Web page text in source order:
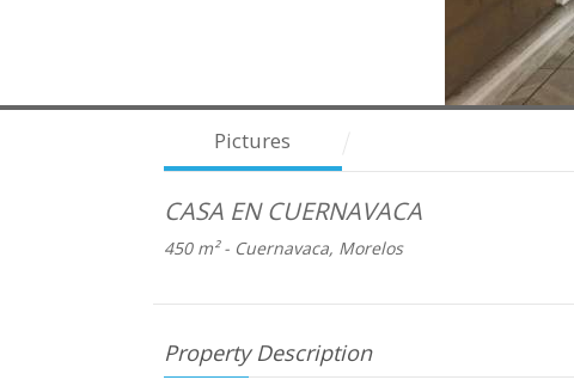
Pictures
CASA EN CUERNAVACA
450 m² - Cuernavaca, Morelos
Property Description